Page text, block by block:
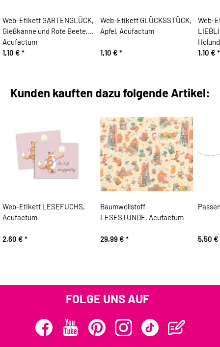
Web-Etikett GARTENGLÜCK,
Gießkanne und Rote Beete,
Acufactum
1,10 € *
Web-Etikett GLÜCKSSTÜCK,
Apfel, Acufactum
1,10 € *
Web-
1,10 € *
Kunden kauften dazu folgende Artikel:
Web-Etikett LESEFUCHS,
Acufactum
2,60 € *
Baumwollstoff
LESESTUNDE, Acufactum
29,99 € * 5,50 €
FOLGE UNS AUF